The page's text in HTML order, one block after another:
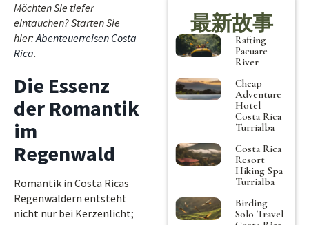
Möchten Sie tiefer
eintauchen? Starten Sie
hier:Abenteuerreisen Costa
Rica.
Die Essenz
der Romantik
im
Regenwald
Romantik in Costa Ricas
Regenwäldern entsteht
nicht nur bei Kerzenlicht;
最新故事
Rafting
Pacuare
River
Cheap
Adventure
Hotel
Costa Rica
Turrialba
Costa Rica
Resort
Hiking Spa
Turrialba
Birding
Solo Travel